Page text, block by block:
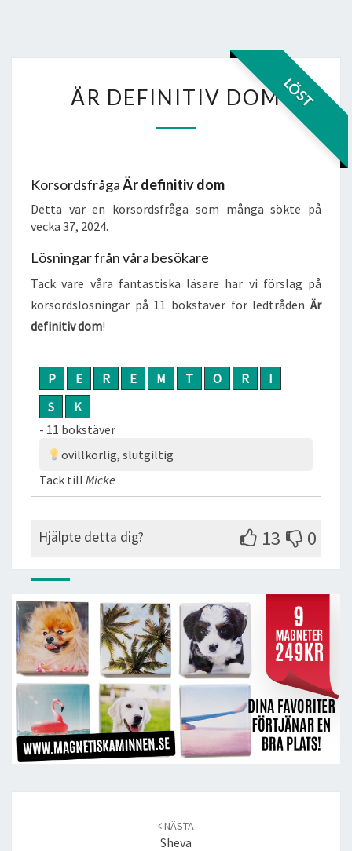
LÖST
DEFINITIV
ÄR DEFINITIV DOM
KorsordsfrågaÄr definitiv dom
Detta var en korsordsfråga som många sökte på
vecka 37, 2024.
Lösningar från våra besökare
Tack vare våra fantastiska läsare har vi förslag på
korsordslösningar på 11 bokstäver för ledtråden Är
definitiv dom!
P E R E M T O R
I
S
K
- 11 bokstäver
ovillkorlig, slutgiltig
Tack till Micke
Hjälpte detta dig? 13 0
NÄSTA
Sheva